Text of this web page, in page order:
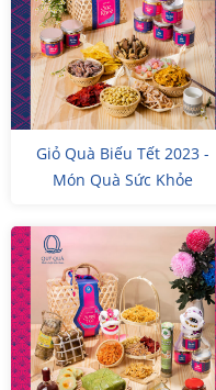
Giỏ Quà Biếu Tết 2023 -
Món Quà Sức Khỏe